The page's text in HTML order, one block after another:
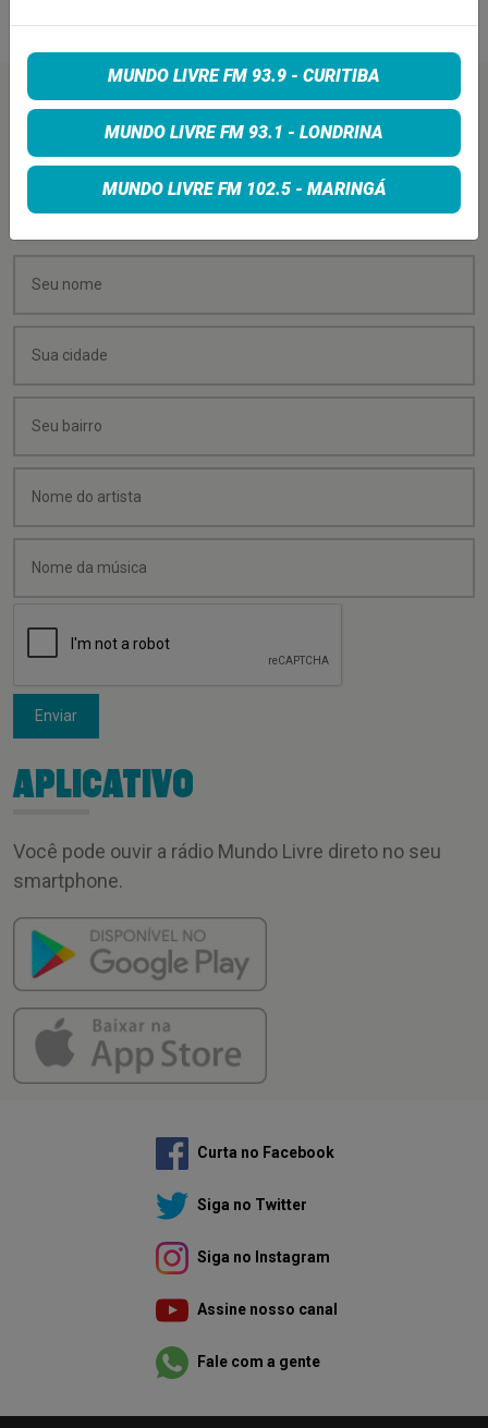
PEÇA SUA MÚSICA
Quer sugerir uma música para rolar na minha
programação? É só preencher os campos abaixo:
Enviar
APLICATIVO
Você pode ouvir a rádio Mundo Livre direto no seu
smartphone.
Curta no Facebook
Siga no Twitter
Siga no Instagram
Assine nosso canal
Fale com a gente
MUNDO LIVRE FM 93.9 - CURITIBA
MUNDO LIVRE FM 93.1 - LONDRINA
MUNDO LIVRE FM 102.5 - MARINGÁ